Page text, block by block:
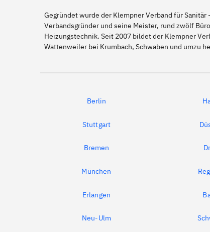
Gegründet wurde der Klempner Verband für
Verbandsgründer und seine Meister, rund zwölf
Heizungstechnik. Seit 2007 bildet der Klempner
Wattenweiler bei Krumbach, Schwaben und umzu
Berlin
Stuttgart
Bremen
München
Erlangen
Neu-Ulm